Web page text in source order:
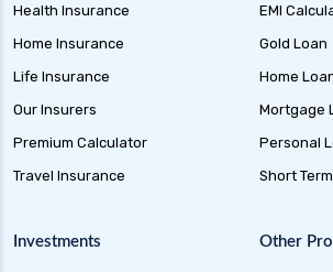
health insurance patna
health insurance portability
health insurance pune
Health Insurance
Home Insurance
Life Insurance
Our Insurers
Premium Calculator
Travel Insurance
EMI
Gold Loan
Home
Mortgage
Personal
Short
Investments Other